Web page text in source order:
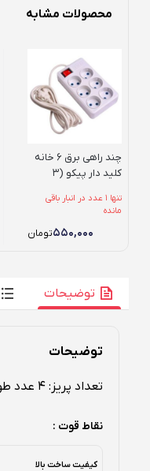
محصولات مشابه
چند راهی برق 6 خانه
کلید دار پیکو (3
تنها 1 عدد در انبار باقی
مانده
۵۵۰,۰۰۰تومان
توضیحات
توضیحات
تعداد پریز: ۴ عدد طول کابل: 1.5 متر حداکثر جریان انتقالی: 16 آمپر
نقاط قوت :
کیفیت ساخت بالا